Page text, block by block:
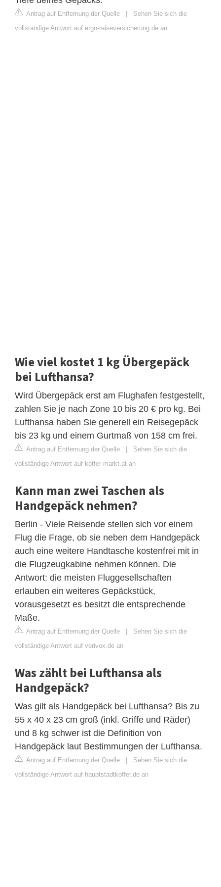
Antrag auf Entfernung der Quelle | Sehen Sie sich die
vollständige Antwort auf ergo-reiseversicherung.de an
Wie viel kostet 1 kg Übergepäck
bei Lufthansa?
Wird Übergepäck erst am Flughafen festgestellt,
zahlen Sie je nach Zone 10 bis 20 € pro kg. Bei
Lufthansa haben Sie generell ein Reisegepäck
bis 23 kg und einem Gurtmaß von 158 cm frei.
Antrag auf Entfernung der Quelle | Sehen Sie sich die
vollständige Antwort auf koffer-markt.at an
Kann man zwei Taschen als
Handgepäck nehmen?
Berlin - Viele Reisende stellen sich vor einem
Flug die Frage, ob sie neben dem Handgepäck
auch eine weitere Handtasche kostenfrei mit in
die Flugzeugkabine nehmen können. Die
Antwort: die meisten Fluggesellschaften
erlauben ein weiteres Gepäckstück,
vorausgesetzt es besitzt die entsprechende
Maße.
Antrag auf Entfernung der Quelle | Sehen Sie sich die
vollständige Antwort auf verivox.de an
Was zählt bei Lufthansa als
Handgepäck?
Was gilt als Handgepäck bei Lufthansa? Bis zu
55 x 40 x 23 cm groß (inkl. Griffe und Räder)
und 8 kg schwer ist die Definition von
Handgepäck laut Bestimmungen der Lufthansa.
Antrag auf Entfernung der Quelle | Sehen Sie sich die
vollständige Antwort auf hauptstadtkoffer.de an